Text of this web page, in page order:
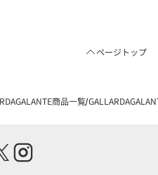
ページトップ
商品一覧